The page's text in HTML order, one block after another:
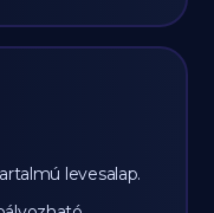
levesalap.